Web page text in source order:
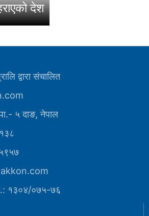
देश
द्वारा संचालित
५ दाङ, नेपाल
न.: १३०४/०७५-७६